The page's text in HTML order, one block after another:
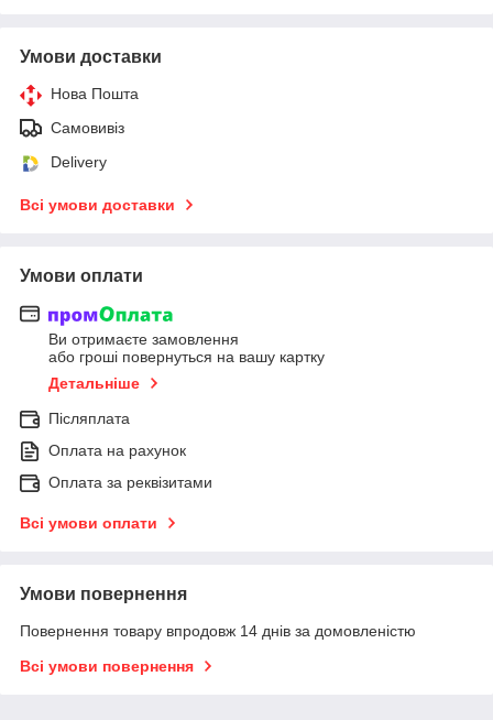
Умови доставки
Нова Пошта
Самовивіз
Delivery
Всі умови доставки
Умови оплати
Ви отримаєте замовлення
або гроші повернуться на вашу картку
Детальніше
Післяплата
Оплата на рахунок
Оплата за реквізитами
Всі умови оплати
Умови повернення
Повернення товару впродовж 14 днів за домовленістю
Всі умови повернення